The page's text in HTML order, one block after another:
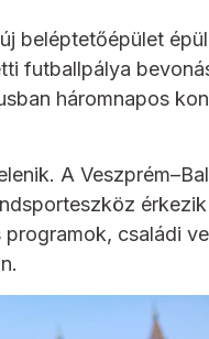
beléptetőépület
futballpálya
háromnapos
A
családi